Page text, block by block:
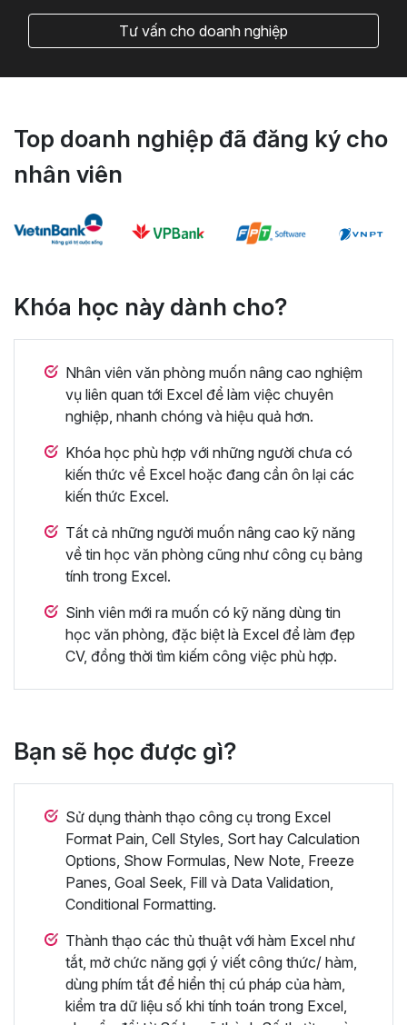
Tư vấn cho doanh nghiệp
Top doanh nghiệp đã đăng ký cho
nhân viên
Khóa học này dành cho?
Nhân viên văn phòng muốn nâng cao nghiệm
vụ liên quan tới Excel để làm việc chuyên
nghiệp, nhanh chóng và hiệu quả hơn.
Khóa học phù hợp với những người chưa có
kiến thức về Excel hoặc đang cần ôn lại các
kiến thức Excel.
Tất cả những người muốn nâng cao kỹ năng
về tin học văn phòng cũng như công cụ bảng
tính trong Excel.
Sinh viên mới ra muốn có kỹ năng dùng tin
học văn phòng, đặc biệt là Excel để làm đẹp
CV, đồng thời tìm kiếm công việc phù hợp.
Bạn sẽ học được gì?
Sử dụng thành thạo công cụ trong Excel
Format Pain, Cell Styles, Sort hay Calculation
Options, Show Formulas, New Note, Freeze
Panes, Goal Seek, Fill và Data Validation,
Conditional Formatting.
Thành thạo các thủ thuật với hàm Excel như
tắt, mở chức năng gợi ý viết công thức/ hàm,
dùng phím tắt để hiển thị cú pháp của hàm,
kiểm tra dữ liệu số khi tính toán trong Excel,